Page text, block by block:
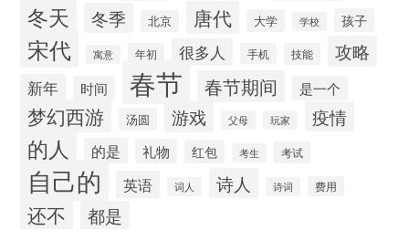
冬天 冬季 北京 唐代 大学 学校 孩子
宋代 寓意 年初 很多人 手机 技能 攻略
新年 时间 春节 春节期间 是一个
梦幻西游 汤圆 游戏 父母 玩家 疫情
的人 的是 礼物 红包 考生 考试
自己的 英语 词人 诗人 诗词 费用
还不 都是